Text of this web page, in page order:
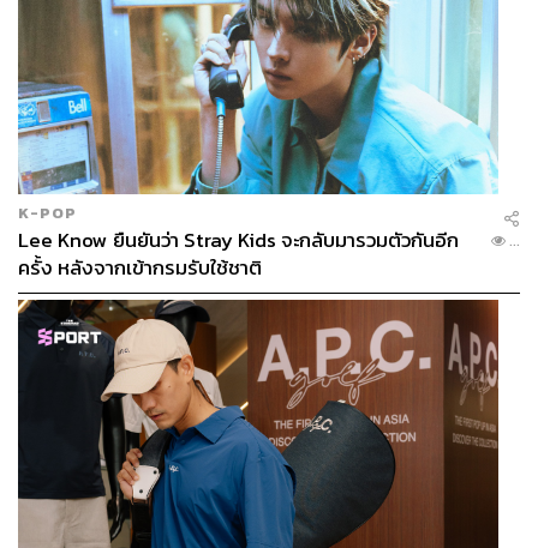
K-POP
Lee Know ยืนยันว่า Stray Kids จะกลับมารวมตัวกันอีก
ครั้ง หลังจากเข้ากรมรับใช้ชาติ
...